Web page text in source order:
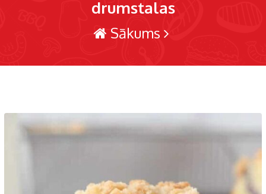
drumstalas
Sākums